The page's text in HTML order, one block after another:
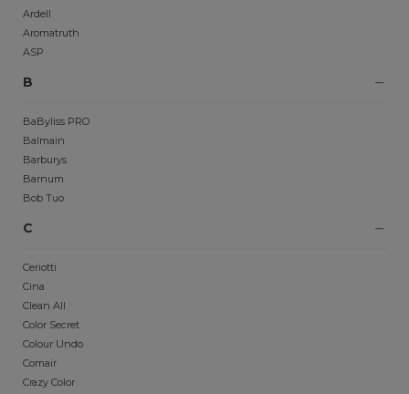
Ardell
Aromatruth
ASP
B
BaByliss PRO
Balmain
Barburys
Barnum
Bob Tuo
C
Ceriotti
Cina
Clean All
Color Secret
Colour Undo
Comair
Crazy Color